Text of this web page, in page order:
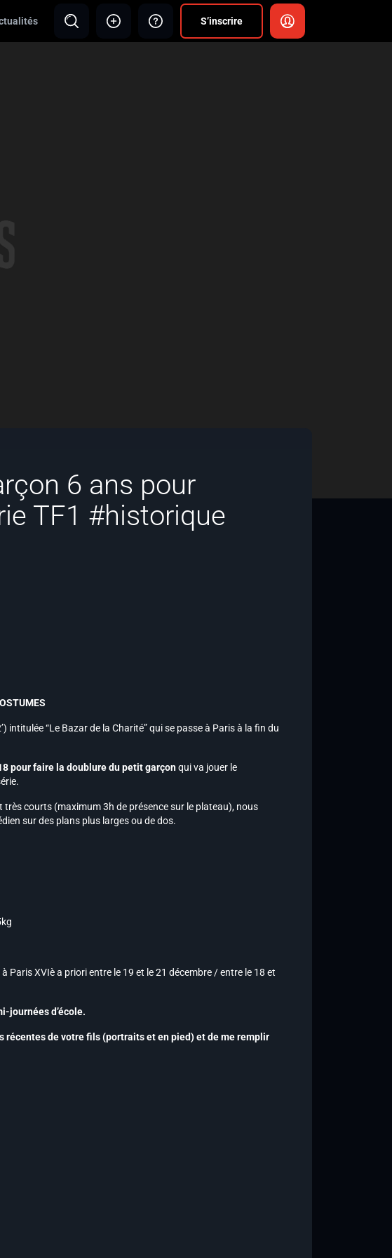
S’inscrire
6 ans pour
TF1 #historique
intitulée “Le Bazar de la Charité” qui se passe à Paris à la fin du
pour faire la doublure du petit garçonqui va jouer le
courts (maximum 3h de présence sur le plateau), nous
sur des plans plus larges ou de dos.
Paris XVIè a priori entre le 19 et le 21 décembre / entre le 18 et
journées d’école.
récentes de votre fils (portraits et en pied) et de me remplir